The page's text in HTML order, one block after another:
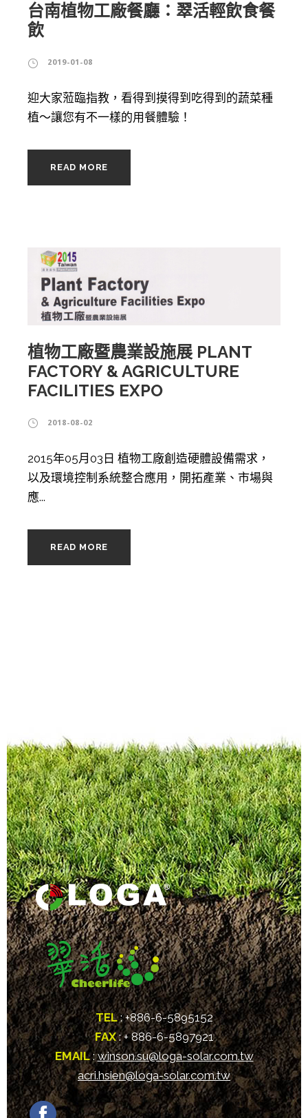
台南植物工廠餐廳：翠活輕飲食餐
飲
2019-01-08
迎大家蒞臨指教，看得到摸得到吃得到的蔬菜種
植～讓您有不一樣的用餐體驗！
READ MORE
植物工廠暨農業設施展 PLANT
FACTORY & AGRICULTURE
FACILITIES EXPO
2018-08-02
2015年05月03日 植物工廠創造硬體設備需求，
以及環境控制系統整合應用，開拓產業、市場與
應...
READ MORE
TEL: +886-6-5895152
FAX: + 886-6-5897921
EMAIL:winson.su@loga-solar.com.tw
acri.hsien@loga-solar.com.tw